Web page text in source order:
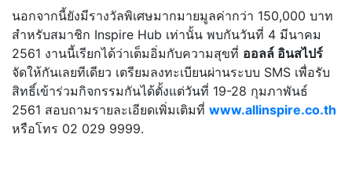
นอกจากนี้ยังมีรางวัลพิเศษมากมายมูลค่ากว่า 150,000 บาท
สำหรับสมาชิก Inspire Hub เท่านั้น พบกันวันที่ 4 มีนาคม
2561 งานนี้เรียกได้ว่าเต็มอิ่มกับความสุขที่ ออลล์ อินสไปร์
จัดให้กันเลยทีเดียว เตรียมลงทะเบียนผ่านระบบ SMS เพื่อรับ
สิทธิ์เข้าร่วมกิจกรรมกันได้ตั้งแต่วันที่ 19-28 กุมภาพันธ์
2561 สอบถามรายละเอียดเพิ่มเติมที่ www.allinspire.co.th
หรือโทร 02 029 9999.